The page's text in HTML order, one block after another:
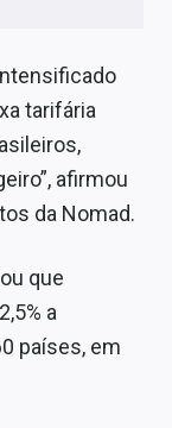
tarifária
afirmou
da Nomad.
que
a
países, em